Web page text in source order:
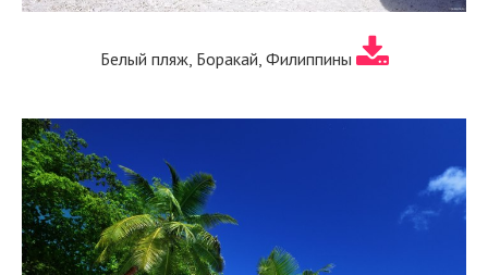
Белый пляж, Боракай, Филиппины